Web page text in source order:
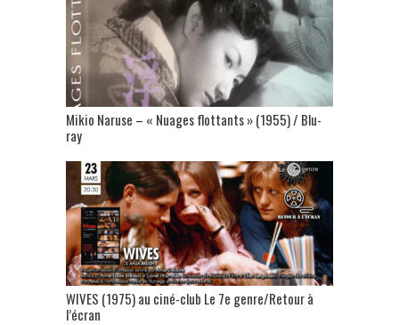
Mikio Naruse – « Nuages flottants » (1955) / Blu-
ray
WIVES (1975) au ciné-club Le 7e genre/Retour à
l’écran